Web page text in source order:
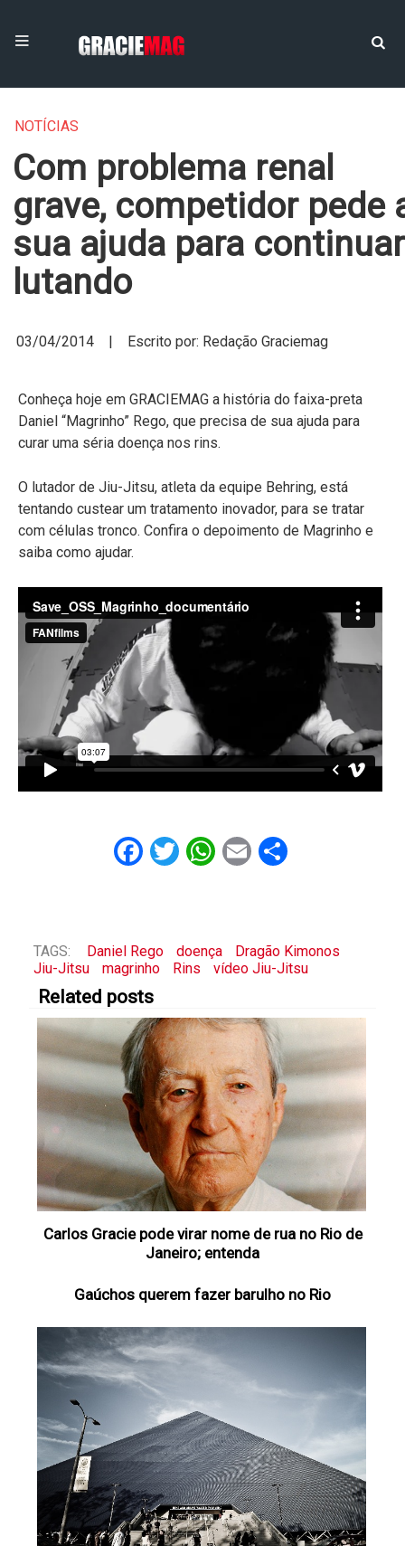
NOTÍCIAS
Com problema renal
grave, competidor pede
sua ajuda para continuar
lutando
03/04/2014 | Escrito por: Redação Graciemag
Conheça hoje em GRACIEMAG a história do faixa-preta
Daniel “Magrinho” Rego, que precisa de sua ajuda para
curar uma séria doença nos rins.
O lutador de Jiu-Jitsu, atleta da equipe Behring, está
tentando custear um tratamento inovador, para se tratar
com células tronco. Confira o depoimento de Magrinho e
saiba como ajudar.
Facebook
Twitter
WhatsApp
EmailShare
TAGS: Daniel Rego doença
Dragão Kimonos
Jiu-Jitsu
magrinho Rins vídeo Jiu-Jitsu
Related posts
Carlos Gracie pode virar nome de rua no Rio de
Janeiro; entenda
Gaúchos querem fazer barulho no Rio